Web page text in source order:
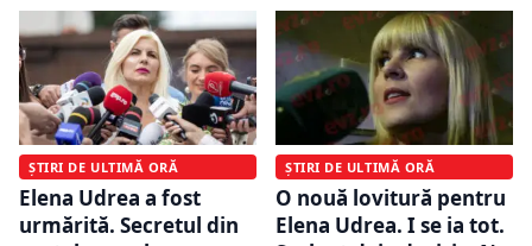
ȘTIRI DE ULTIMĂ ORĂ
Elena Udrea a fost
urmărită. Secretul din
ȘTIRI DE ULTIMĂ ORĂ
O nouă lovitură pentru
Elena Udrea. I se ia tot.